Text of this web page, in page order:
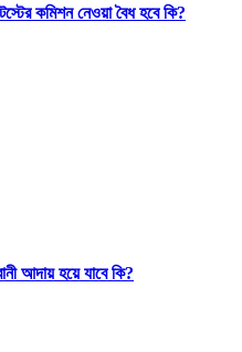
কমিশন নেওয়া বৈধ হবে কি?
আদায় হয়ে যাবে কি?